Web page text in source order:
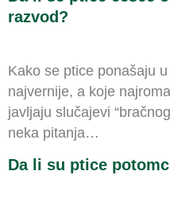
razvod?
Kako se ptice ponašaju u
najvernije, a koje
javljaju slučajevi
neka pitanja…
Da li su ptice